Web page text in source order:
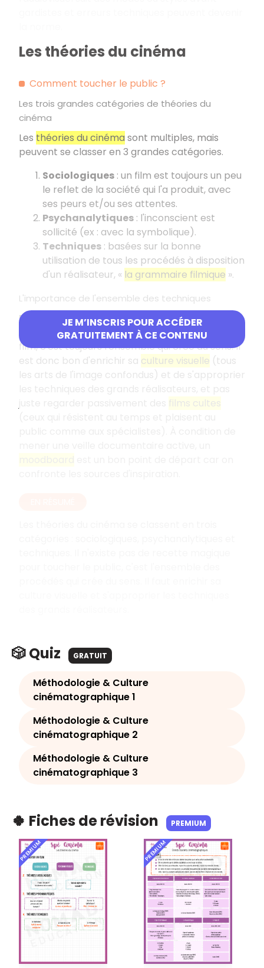
JE M’INSCRIS POUR ACCÉDER
GRATUITEMENT À CE CONTENU
Les théories du cinéma
Comment toucher le public ?
Les trois grandes catégories de théories du
cinéma
Les théories du cinéma sont multiples, mais
peuvent se classer en 3 grandes catégories.
Sociologiques : un film est toujours un peu
le reflet de la société qui l'a produit, avec
ses peurs et/ou ses attentes.
Psychanalytiques : l'inconscient est
sollicité (ex : avec la symbolique).
Techniques : basées sur la bonne
utilisation de tous les procédés à disposition
d'un réalisateur, « la grammaire filmique ».
L'importance de l'ensemble des techniques
Pas de recette magique: une seule technique,
un seul procédé ne peut garantir le succès d'un
film, c'est toujours l'ensemble qui crée du sens. Il
est donc bon d'enrichir sa culture visuelle (tous
les arts de l'image confondus) et de s'approprier
films cultes
🎲 Quiz GRATUIT
Méthodologie & Culture
cinématographique 1
Méthodologie & Culture
cinématographique 2
Méthodologie & Culture
cinématographique 3
🍀 Fiches de révision PREMIUM
PREMIUM PREMIUM